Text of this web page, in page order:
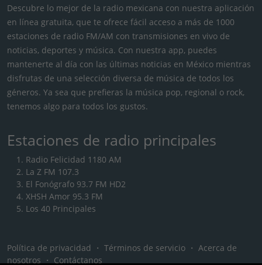
Descubre lo mejor de la radio mexicana con nuestra aplicación
en línea gratuita, que te ofrece fácil acceso a más de 1000
estaciones de radio FM/AM con transmisiones en vivo de
noticias, deportes y música. Con nuestra app, puedes
mantenerte al día con las últimas noticias en México mientras
disfrutas de una selección diversa de música de todos los
géneros. Ya sea que prefieras la música pop, regional o rock,
tenemos algo para todos los gustos.
Estaciones de radio principales
Radio Felicidad 1180 AM
La Z FM 107.3
El Fonógrafo 93.7 FM HD2
XHSH Amor 95.3 FM
Los 40 Principales
Política de privacidad ・ Términos de servicio ・ Acerca de
nosotros ・ Contáctanos